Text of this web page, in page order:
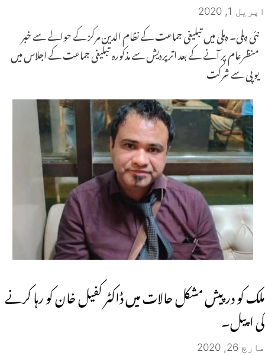
اپریل 1, 2020
نئی دہلی۔ دہلی میں تبلیغی جماعت کے نظام الدین مرکز کے حوالے سے خبر
منظرعام پر آنے کے بعد اترپردیش سے مذکورہ تبلیغی جماعت کے اجلاس میں
یوپی سے شرکت
ملک کو درپیش مشکل حالات میں ڈاکٹر کفیل خان کو رہا کرنے
کی اپیل۔
مارچ 26, 2020